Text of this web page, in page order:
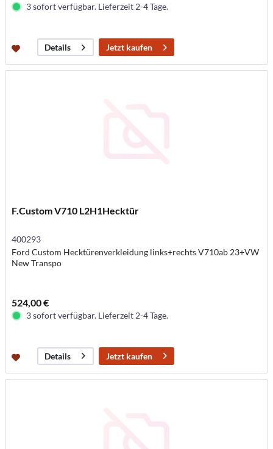
3 sofort verfügbar. Lieferzeit 2-4 Tage.
Details Jetzt kaufen
F.Custom V710 L2H1Hecktür
400293
Ford Custom Hecktürenverkleidung links+rechts V710ab 23+VW
New Transpo
524,00 €
3 sofort verfügbar. Lieferzeit 2-4 Tage.
Details Jetzt kaufen